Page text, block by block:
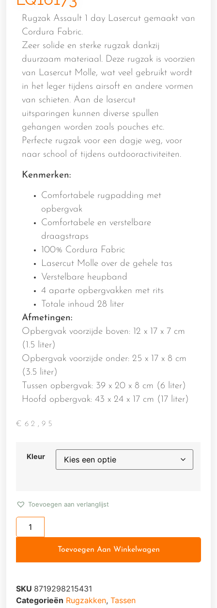
Rugzak Assault 1 day Lasercut gemaakt van
Cordura Fabric.
Zeer solide en sterke rugzak dankzij
duurzaam materiaal. Deze rugzak is voorzien
van Lasercut Molle, wat veel gebruikt wordt
in het leger tijdens airsoft en andere vormen
van schieten. Aan de lasercut
uitsparingen kunnen diverse spullen
gehangen worden zoals pouches etc.
Perfecte rugzak voor een dagje weg, voor
naar school of tijdens outdooractiviteiten.
Kenmerken:
Comfortabele rugpadding met
opbergvak
Comfortabele en verstelbare
draagstraps
100% Cordura Fabric
Lasercut Molle over de gehele tas
Verstelbare heupband
4 aparte opbergvakken met rits
Totale inhoud 28 liter
Afmetingen:
Opbergvak voorzijde boven: 12 x 17 x 7 cm
(1.5 liter)
Opbergvak voorzijde onder: 25 x 17 x 8 cm
(3.5 liter)
Tussen opbergvak: 39 x 20 x 8 cm (6 liter)
Hoofd opbergvak: 43 x 24 x 17 cm (17 liter)
€ 62,95
Kleur
Toevoegen aan verlanglijst
Toevoegen Aan Winkelwagen
SKU 8719298215431
Categorieën Rugzakken,Tassen